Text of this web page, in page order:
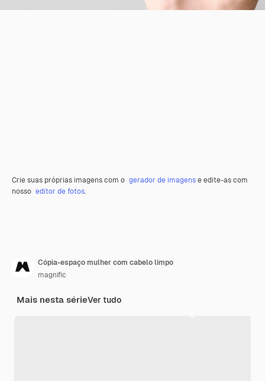
Crie suas próprias imagens com o gerador de imagense edite-as com
nosso editor de fotos.
Cópia-espaço mulher com cabelo limpo
magnific
Mais nesta sérieVer tudo